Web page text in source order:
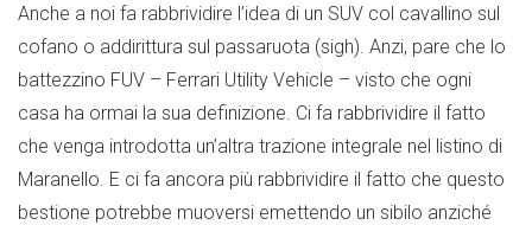
Anche a noi fa rabbrividire l’idea di un SUV col cavallino sul
cofano o addirittura sul passaruota (sigh). Anzi, pare che lo
battezzino FUV – Ferrari Utility Vehicle – visto che ogni
casa ha ormai la sua definizione. Ci fa rabbrividire il fatto
che venga introdotta un’altra trazione integrale nel listino di
Maranello. E ci fa ancora più rabbrividire il fatto che questo
bestione potrebbe muoversi emettendo un sibilo anziché